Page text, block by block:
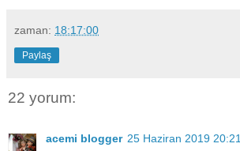
zaman: 18:17:00
Paylaş
22 yorum:
acemi blogger 25 Haziran 2019 20:21